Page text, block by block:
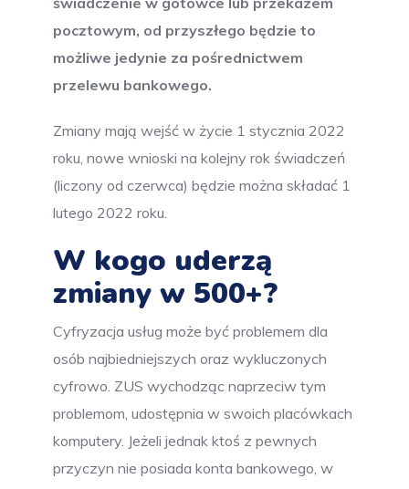
pocztowym, od przyszłego będzie to
możliwe jedynie za pośrednictwem
przelewu bankowego.
Zmiany mają wejść w życie 1 stycznia 2022
roku, nowe wnioski na kolejny rok świadczeń
(liczony od czerwca) będzie można składać 1
lutego 2022 roku.
W kogo uderzą
zmiany w 500+?
Cyfryzacja usług może być problemem dla
osób najbiedniejszych oraz wykluczonych
cyfrowo. ZUS wychodząc naprzeciw tym
problemom, udostępnia w swoich placówkach
komputery. Jeżeli jednak ktoś z pewnych
przyczyn nie posiada konta bankowego, w